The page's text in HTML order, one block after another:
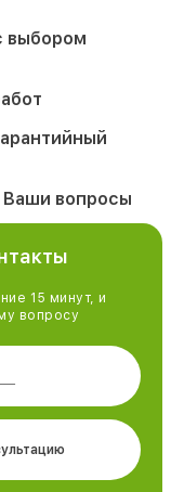
выбором
Ваши вопросы
15 минут, и
вопросу